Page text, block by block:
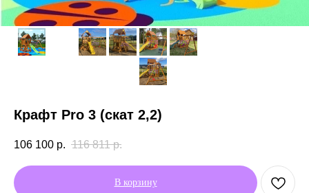
Крафт Pro 3 (скат 2,2)
106 100 р. 116 811 р.
В корзину